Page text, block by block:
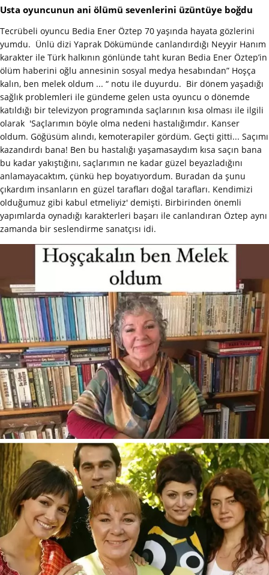
Usta oyuncunun ani ölümü sevenlerini üzüntüye boğdu
Tecrübeli oyuncu Bedia Ener Öztep 70 yaşında hayata gözlerini
yumdu. Ünlü dizi Yaprak Dökümünde canlandırdığı Neyyir Hanım
karakter ile Türk halkının gönlünde taht kuran Bedia Ener Öztep’in
ölüm haberini oğlu annesinin sosyal medya hesabından” Hoşça
kalın, ben melek oldum ... “ notu ile duyurdu. Bir dönem yaşadığı
sağlık problemleri ile gündeme gelen usta oyuncu o dönemde
katıldığı bir televizyon programında saçlarının kısa olması ile ilgili
olarak 'Saçlarımın böyle olma nedeni hastalığımdır. Kanser
oldum. Göğüsüm alındı, kemoterapiler gördüm. Geçti gitti... Saçımı
kazandırdı bana! Ben bu hastalığı yaşamasaydım kısa saçın bana
bu kadar yakıştığını, saçlarımın ne kadar güzel beyazladığını
anlamayacaktım, çünkü hep boyatıyordum. Buradan da şunu
çıkardım insanların en güzel tarafları doğal tarafları. Kendimizi
olduğumuz gibi kabul etmeliyiz' demişti. Birbirinden önemli
yapımlarda oynadığı karakterleri başarı ile canlandıran Öztep aynı
zamanda bir seslendirme sanatçısı idi.